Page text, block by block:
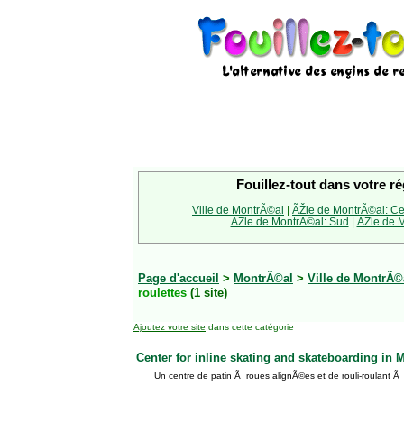
Fouillez-tout dans votre
Ville de MontrÃ©al | ÃŽle de MontrÃ©al:
ÃŽle de MontrÃ©al: Sud | ÃŽle de
Page d'accueil > MontrÃ©al > Ville de
roulettes (1 site)
Ajoutez votre site dans cette catégorie
Center for inline skating and skateboarding in
Un centre de patin Ã roues alignÃ©es et de rouli-roulant Ã